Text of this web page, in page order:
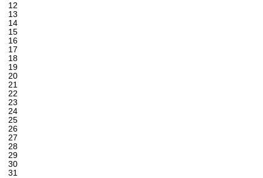
12
13
14
15
16
17
18
19
20
21
22
23
24
25
26
27
28
29
30
31